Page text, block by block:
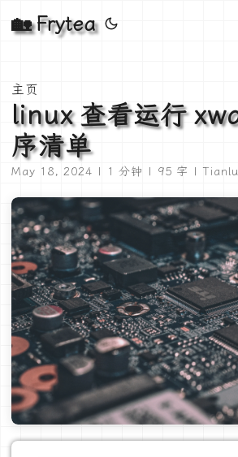
🏡 Frytea
主页
linux 查看运行
序清单
May 18, 2024 | 1 分钟 | 95 字 |